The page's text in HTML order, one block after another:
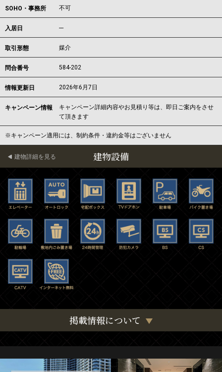
SOHO・事務所 不可
入居日 ---
取引形態 媒介
問合番号 584-202
情報更新日 2026年6月7日
キャンペーン情報
キャンペーン詳細内容やお見積り等は、即日ご案内をさせ
て頂きます
※キャンペーン適用には、制約条件・違約金等はございません
建物設備
建物詳細を見る
掲載情報について